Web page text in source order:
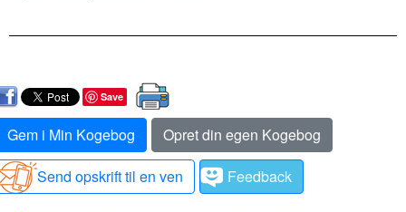
Save
Gem i Min Kogebog
Opret din egen Kogebog
Send opskrift til en ven
Feedback